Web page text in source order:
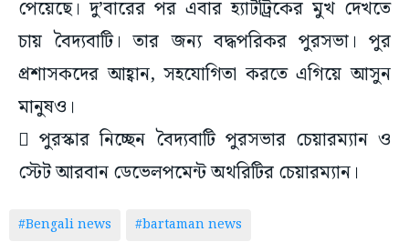
পেয়েছে। দু’বারের পর এবার হ্যাটট্রিকের মুখ দেখতে
চায় বৈদ্যবাটি। তার জন্য বদ্ধপরিকর পুরসভা। পুর
প্রশাসকদের আহ্বান, সহযোগিতা করতে এগিয়ে আসুন
মানুষও।
 পুরস্কার নিচ্ছেন বৈদ্যবাটি পুরসভার চেয়ারম্যান ও
স্টেট আরবান ডেভেলপমেন্ট অথরিটির চেয়ারম্যান।
#Bengali news #bartaman news